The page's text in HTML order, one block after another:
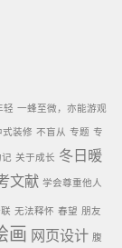
轻 一蜂至微，亦能游观
式装修 不盲从 专题 专
记 关于成长 冬日暖
文献 学会尊重他人
无法释怀 春望 朋友
画 网页设计 腹